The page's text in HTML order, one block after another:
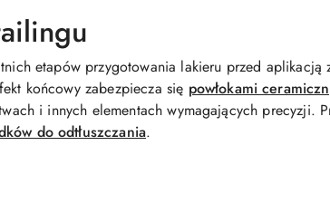
etapów przygotowania lakieru przed aplikacją
końcowy zabezpiecza się powłokami
i innych elementach wymagających precyzji.
do odtłuszczania.